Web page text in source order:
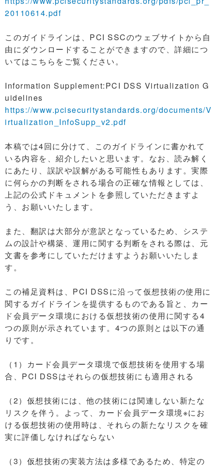
20110614.pdf
このガイドラインは、PCI SSCのウェブサイトから自
由にダウンロードすることができますので、詳細につ
いてはこちらをご覧ください。
Information Supplement:PCI DSS Virtualization G
uidelines
https://www.pcisecuritystandards.org/documents/V
irtualization_InfoSupp_v2.pdf
本稿では4回に分けて、このガイドラインに書かれて
いる内容を、紹介したいと思います。なお、読み解く
にあたり、誤訳や誤解がある可能性もあります。実際
に何らかの判断をされる場合の正確な情報としては、
上記の公式ドキュメントを参照していただきますよ
う、お願いいたします。
また、翻訳は大部分が意訳となっているため、システ
ムの設計や構築、運用に関する判断をされる際は、元
文書を参考にしていただけますようお願いいたしま
す。
この補足資料は、PCI DSSに沿って仮想技術の使用に
関するガイドラインを提供するものである旨と、カー
ド会員データ環境における仮想技術の使用に関する4
つの原則が示されています。4つの原則とは以下の通
りです。
（1）カード会員データ環境で仮想技術を使用する場
合、PCI DSSはそれらの仮想技術にも適用される
（2）仮想技術には、他の技術には関連しない新たな
リスクを伴う。よって、カード会員データ環境※にお
ける仮想技術の使用時は、それらの新たなリスクを確
実に評価しなければならない
（3）仮想技術の実装方法は多様であるため、特定の